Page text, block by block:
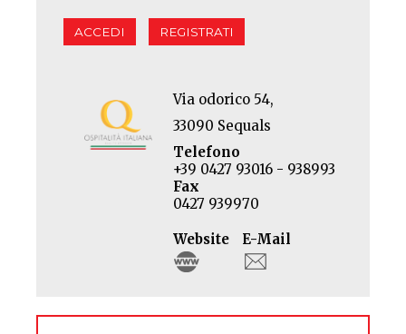
ACCEDI REGISTRATI
Via odorico 54,
33090 Sequals
Telefono
+39 0427 93016 - 938993
Fax
0427 939970
Website E-Mail